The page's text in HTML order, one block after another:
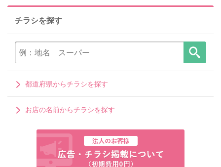
チラシを探す
都道府県からチラシを探す
お店の名前からチラシを探す